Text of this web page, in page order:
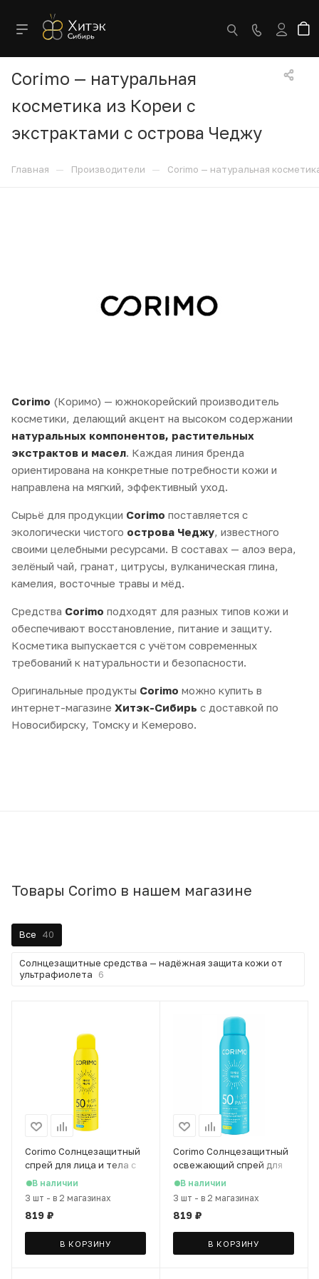
Corimo — натуральная
косметика из Кореи с
экстрактами с острова Чеджу
Главная — Производители — Corimo — натуральная
Corimo (Коримо) — южнокорейский производитель
косметики, делающий акцент на высоком содержании
натуральных компонентов, растительных
экстрактов и масел . Каждая линия бренда
ориентирована на конкретные потребности кожи и
направлена на мягкий, эффективный уход.
Сырьё для продукции Corimo поставляется с
экологически чистого острова Чеджу , известного
своими целебными ресурсами. В составах — алоэ вера,
зелёный чай, гранат, цитрусы, вулканическая глина,
камелия, восточные травы и мёд.
Средства Corimo подходят для разных типов кожи и
обеспечивают восстановление, питание и защиту.
Косметика выпускается с учётом современных
требований к натуральности и безопасности.
Оригинальные продукты Corimo можно купить в
интернет-магазине Хитэк-Сибирь с доставкой по
Новосибирску, Томску и Кемерово.
Товары Corimo в нашем магазине
Все 40
Солнцезащитные средства — надёжная защита кожи от
ультрафиолета
6
Corimo Солнцезащитный
спрей для лица и тела с
гиалуроновой кислотой
SPF 50+, 150 мл
В наличии
3 шт - в 2 магазинах
819 ₽
В КОРЗИНУ
Corimo Солнцезащитный
освежающий спрей для
лица и тела SPF 50+, 150
мл
В наличии
3 шт - в 2 магазинах
819 ₽
В КОРЗИНУ